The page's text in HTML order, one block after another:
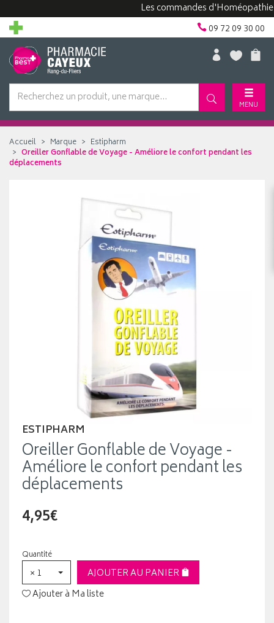
Les commandes d'Homéopathie
09 72 09 30 00
MENU
Accueil Marque
Estipharm
Oreiller Gonflable de Voyage - Améliore le confort pendant les
déplacements
ESTIPHARM
Oreiller Gonflable de Voyage -
Améliore le confort pendant les
déplacements
4,95€
Quantité
× 1
AJOUTER AU PANIER
Ajouter à Ma liste